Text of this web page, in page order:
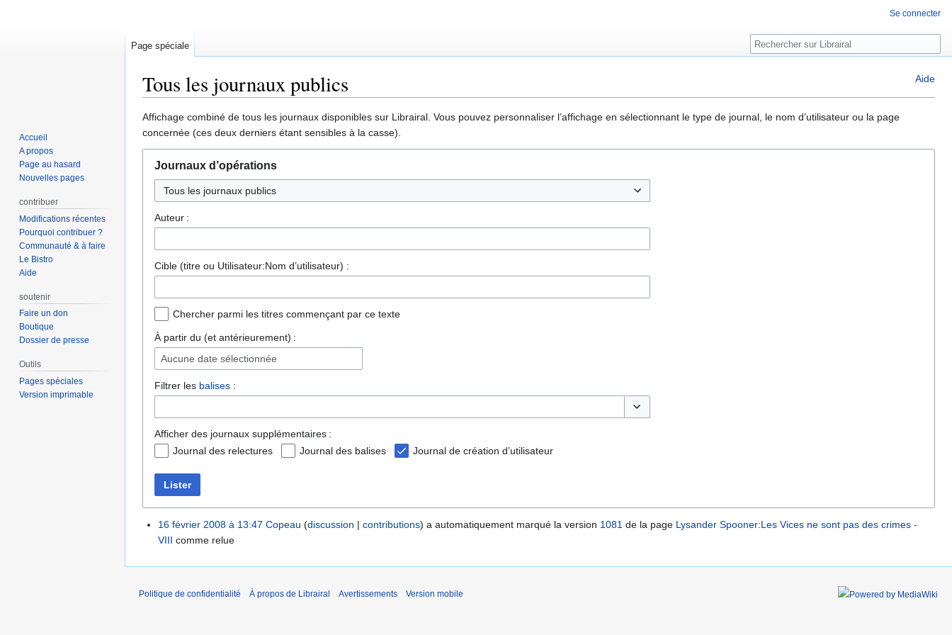
Aide
Tous les journaux publics
Aller
à
la
navigation
Aller
à
la
recherche
Affichage combiné de tous les journaux disponibles sur Librairal. Vous pouvez personnaliser l’affichage en sélectionnant le type de journal, le nom d’utilisateur ou la page
concernée (ces deux derniers étant sensibles à la casse).
Journaux d’opérations
Tous les journaux publics
Auteur :
Cible (titre ou Utilisateur:Nom d’utilisateur) :
Chercher parmi les titres commençant par ce texte
À partir du (et antérieurement) :
Aucune date sélectionnée
Filtrer les balises :
Afficher des journaux supplémentaires :
Journal des relectures
Journal des balises Journal de création d’utilisateur
Lister
16 février 2008 à 13:47 Copeau discussion contributions a automatiquement marqué la version 1081 de la page Lysander Spooner:Les Vices ne sont pas des crimes -
VIII comme relue
Se connecter
Page spéciale Rechercher
Accueil
A propos
Page au hasard
Nouvelles pages
contribuer
Modifications récentes
Pourquoi contribuer ?
Communauté & à faire
Le Bistro
Aide
soutenir
Faire un don
Boutique
Dossier de presse
Outils
Pages spéciales
Version imprimable
Politique de confidentialité À propos de Librairal Avertissements Version mobile